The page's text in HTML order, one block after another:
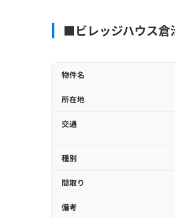
■ビレッジハウス倉
物件名
所在地
交通
種別
間取り
備考